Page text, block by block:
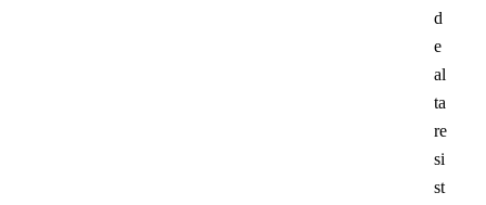
d
e
al
ta
re
si
st